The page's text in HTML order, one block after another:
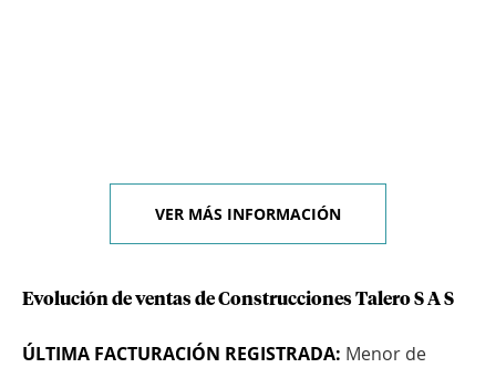
VER MÁS INFORMACIÓN
Evolución de ventas de Construcciones Talero S A S
ÚLTIMA FACTURACIÓN REGISTRADA: Menor de